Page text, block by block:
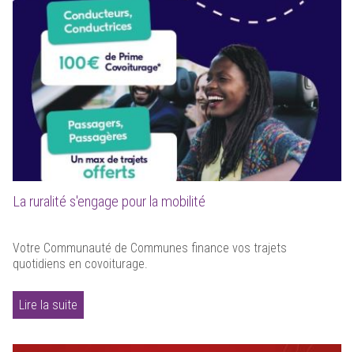
La ruralité s'engage pour la mobilité
Votre Communauté de Communes finance vos trajets
quotidiens en covoiturage.
Lire la suite